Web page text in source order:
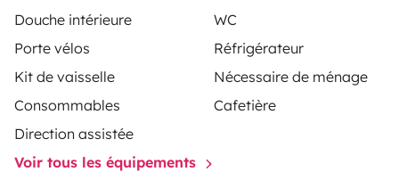
Douche intérieure
WC
Porte vélos
Réfrigérateur
Kit de vaisselle
Nécessaire de ménage
Consommables
Cafetière
Direction assistée
Voir tous les équipements